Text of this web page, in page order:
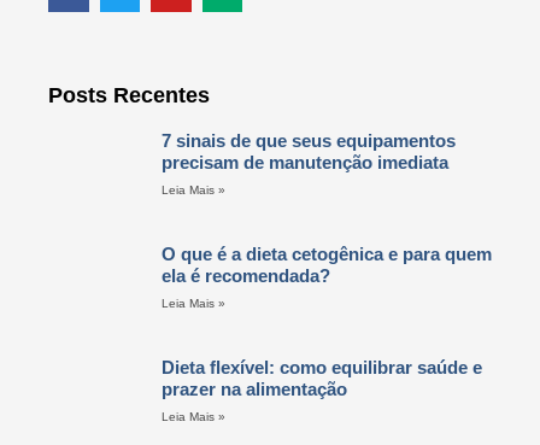
Posts Recentes
7 sinais de que seus equipamentos
precisam de manutenção imediata
Leia Mais »
O que é a dieta cetogênica e para quem
ela é recomendada?
Leia Mais »
Dieta flexível: como equilibrar saúde e
prazer na alimentação
Leia Mais »